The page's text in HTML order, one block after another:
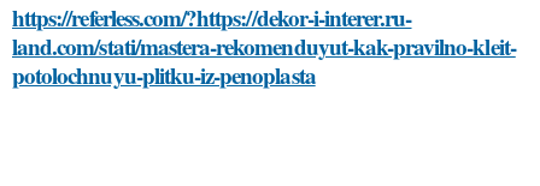
https://referless.com/?https://dekor-i-interer.ru-
land.com/stati/mastera-rekomenduyut-kak-pravilno-kleit-
potolochnuyu-plitku-iz-penoplasta